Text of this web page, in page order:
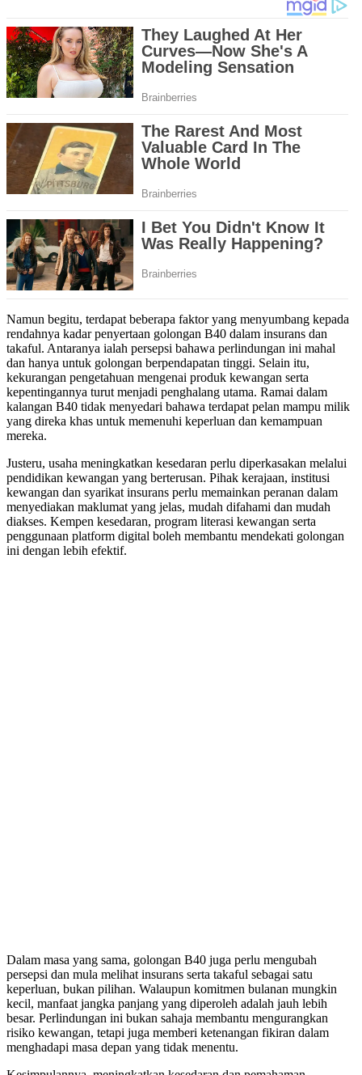
Namun begitu, terdapat beberapa faktor yang menyumbang kepada
rendahnya kadar penyertaan golongan B40 dalam insurans dan
takaful. Antaranya ialah persepsi bahawa perlindungan ini mahal
dan hanya untuk golongan berpendapatan tinggi. Selain itu,
kekurangan pengetahuan mengenai produk kewangan serta
kepentingannya turut menjadi penghalang utama. Ramai dalam
kalangan B40 tidak menyedari bahawa terdapat pelan mampu milik
yang direka khas untuk memenuhi keperluan dan kemampuan
mereka.
Justeru, usaha meningkatkan kesedaran perlu diperkasakan melalui
pendidikan kewangan yang berterusan. Pihak kerajaan, institusi
kewangan dan syarikat insurans perlu memainkan peranan dalam
menyediakan maklumat yang jelas, mudah difahami dan mudah
diakses. Kempen kesedaran, program literasi kewangan serta
penggunaan platform digital boleh membantu mendekati golongan
ini dengan lebih efektif.
Dalam masa yang sama, golongan B40 juga perlu mengubah
persepsi dan mula melihat insurans serta takaful sebagai satu
keperluan, bukan pilihan. Walaupun komitmen bulanan mungkin
kecil, manfaat jangka panjang yang diperoleh adalah jauh lebih
besar. Perlindungan ini bukan sahaja membantu mengurangkan
risiko kewangan, tetapi juga memberi ketenangan fikiran dalam
menghadapi masa depan yang tidak menentu.